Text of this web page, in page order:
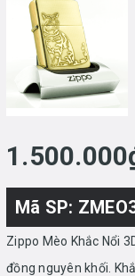
Mã SP:
Zippo Mèo Khắc Nổi
đồng nguyên khối.